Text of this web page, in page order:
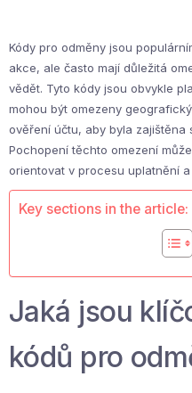
Kódy pro odměny jsou
akce, ale často mají důležitá
vědět. Tyto kódy jsou obvykle
mohou být omezeny
ověření účtu, aby byla zajištěna
Pochopení těchto omezení
orientovat v procesu uplatnění
Key sections in the article:
Jaká jsou
kódů pro